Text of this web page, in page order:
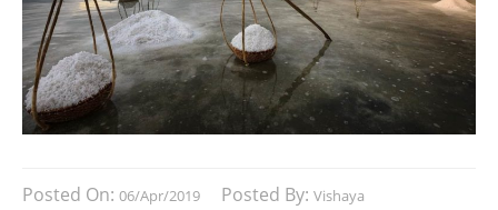
Posted On: 06/Apr/2019 Posted By: Vishaya